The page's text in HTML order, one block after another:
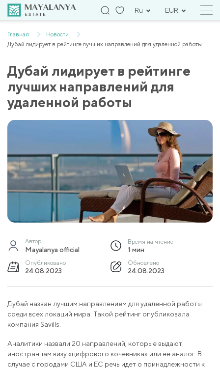
Ru EUR
Главная
Новости
Дубай лидирует в рейтинге лучших направлений для удаленной работы
Дубай лидирует в рейтинге
лучших направлений для
удаленной работы
Автор
Mayalanya official
Время на чтение
1 мин
Опубликовано
24.08.2023
Обновлено
24.08.2023
Дубай назван лучшим направлением для удаленной работы
среди всех локаций мира. Такой рейтинг опубликовала
компания Savills.
Аналитики назвали 20 направлений, которые выдают
иностранцам визу «цифрового кочевника» или ее аналог. В
случае с городами США и ЕС речь идет о принадлежности к